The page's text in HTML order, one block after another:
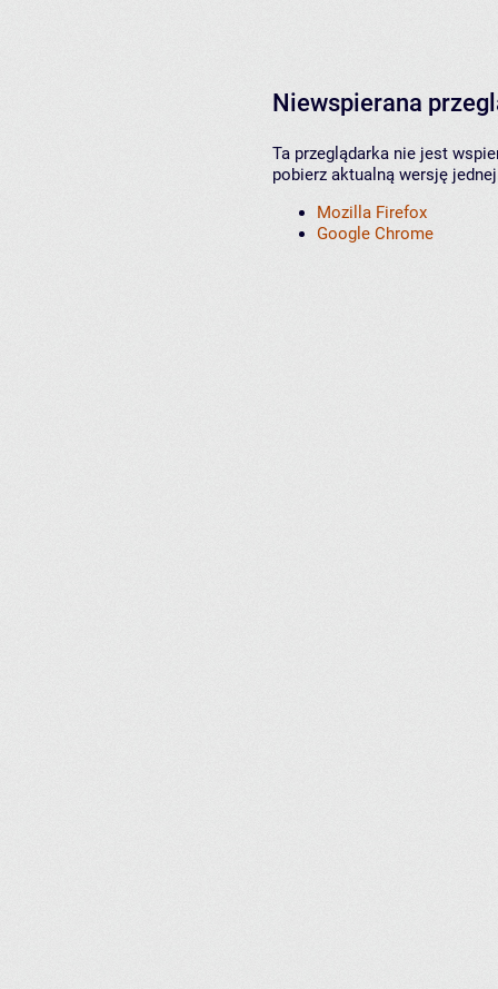
Niewspierana
Ta przeglądarka nie jest
pobierz aktualną wersję
Mozilla Firefox
Google Chrome